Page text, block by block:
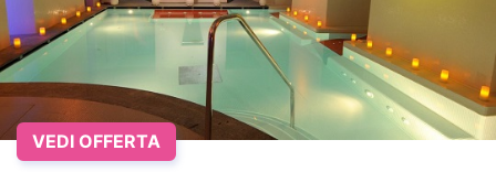
VEDI OFFERTA